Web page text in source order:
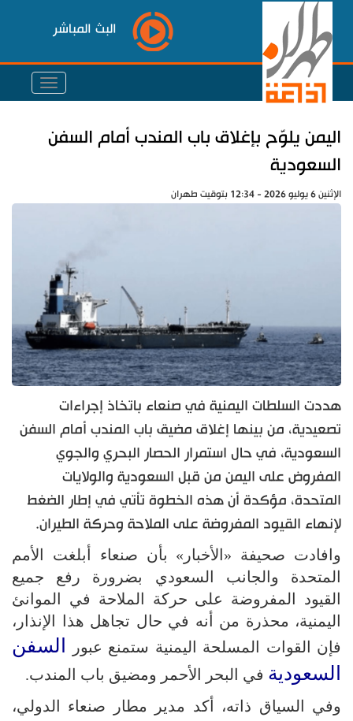
البث المباشر
اليمن يلوّح بإغلاق باب المندب أمام السفن
السعودية
الإثنين 6 يوليو 2026 - 12:34 بتوقيت طهران
هددت السلطات اليمنية في صنعاء باتخاذ إجراءات
تصعيدية، من بينها إغلاق مضيق باب المندب أمام السفن
السعودية، في حال استمرار الحصار البحري والجوي
المفروض على اليمن من قبل السعودية والولايات
المتحدة، مؤكدة أن هذه الخطوة تأتي في إطار الضغط
لإنهاء القيود المفروضة على الملاحة وحركة الطيران.
وافادت صحيفة «الأخبار» بأن صنعاء أبلغت الأمم
المتحدة والجانب السعودي بضرورة رفع جميع
القيود المفروضة على حركة الملاحة في الموانئ
اليمنية، محذرة من أنه في حال تجاهل هذا الإنذار،
فإن القوات المسلحة اليمنية ستمنع عبور
السفن
السعودية في البحر الأحمر ومضيق باب المندب.
وفي السياق ذاته، أكد مدير مطار صنعاء الدولي،